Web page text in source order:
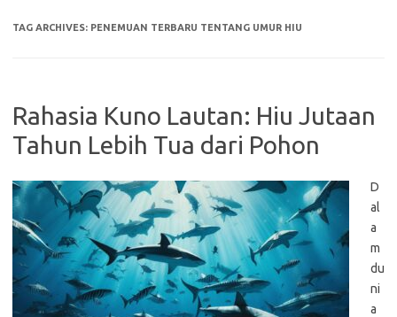
TAG ARCHIVES: PENEMUAN TERBARU TENTANG UMUR HIU
Rahasia Kuno Lautan: Hiu Jutaan
Tahun Lebih Tua dari Pohon
D
al
a
m
du
ni
a